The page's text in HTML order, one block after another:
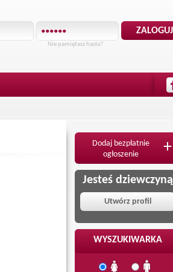
Nie pamiętasz hasła?
Dodaj bezpłatnie
ogłoszenie
+
Jesteś dziewczyną
Utwórz profil
WYSZUKIWARKA